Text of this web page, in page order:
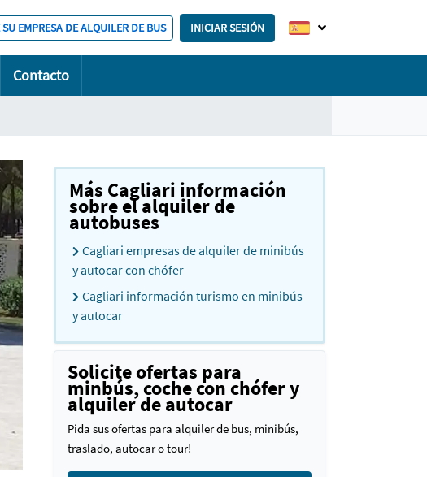
SU EMPRESA DE ALQUILER DE BUS INICIAR SESIÓN
Contacto
Más Cagliari información
sobre el alquiler de
autobuses
Cagliari empresas de alquiler de minibús
y autocar con chófer
Cagliari información turismo en minibús
y autocar
Solicite ofertas para
minbús, coche con chófer y
alquiler de autocar
Pida sus ofertas para alquiler de bus, minibús,
traslado, autocar o tour!